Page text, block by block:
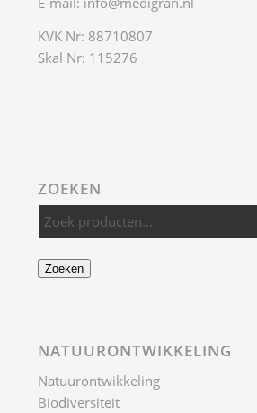
KVK Nr: 88710807
Skal Nr: 115276
ZOEKEN
Zoeken
NATUURONTWIKKELING
Natuurontwikkeling
Biodiversiteit